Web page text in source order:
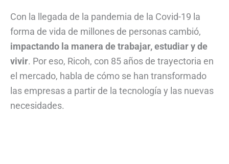
Con la llegada de la pandemia de la Covid-19 la
forma de vida de millones de personas cambió,
impactando la manera de trabajar, estudiar y de
vivir. Por eso, Ricoh, con 85 años de trayectoria en
el mercado, habla de cómo se han transformado
las empresas a partir de la tecnología y las nuevas
necesidades.